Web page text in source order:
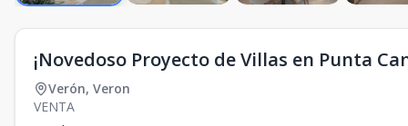
¡Novedoso Proyecto de Villas en Punta
Verón, Veron
VENTA